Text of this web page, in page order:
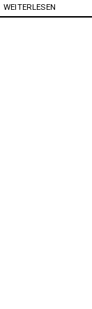
WEITERLESEN